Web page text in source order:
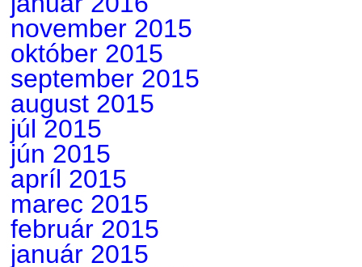
november 2015
október 2015
september 2015
august 2015
júl 2015
jún 2015
apríl 2015
marec 2015
február 2015
január 2015